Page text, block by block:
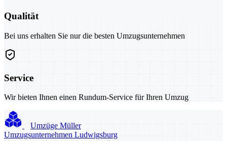
Qualität
Bei uns erhalten Sie nur die besten Umzugsunternehmen
Service
Wir bieten Ihnen einen Rundum-Service für Ihren Umzug
Umzüge Müller
Umzugsunternehmen Ludwigsburg